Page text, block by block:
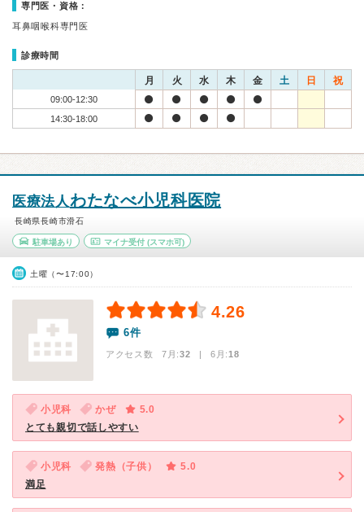
専門医・資格：
耳鼻咽喉科専門医
診療時間
月 火 水 木 金 土 日 祝
09:00-12:30
14:30-18:00
医療法人わたなべ小児科医院
長崎県長崎市滑石
駐車場あり マイナ受付(スマホ可)
土曜（〜17:00）
4.26
6件
アクセス数 7月:32 | 6月:18
小児科 かぜ
5.0
とても親切で話しやすい
小児科 発熱（子供）
5.0
満足